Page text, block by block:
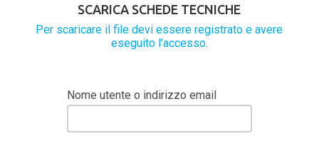
SCARICA SCHEDE TECNICHE
Per scaricare il file devi essere registrato e avere
eseguito l’accesso.
Nome utente o indirizzo email